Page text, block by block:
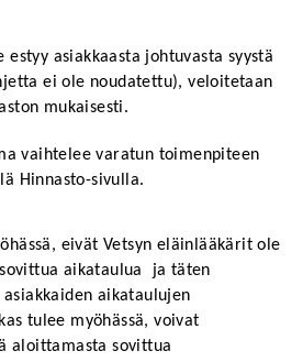
asiakkaasta johtuvasta syystä
ei ole noudatettu), veloitetaan
mukaisesti.
vaihtelee varatun toimenpiteen
Hinnasto-sivulla.
eivät Vetsyn eläinlääkärit ole
aikataulua  ja täten
aikataulujen
tulee myöhässä, voivat
aloittamasta sovittua